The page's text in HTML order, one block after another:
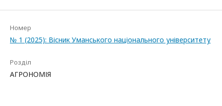
Номер
№ 1 (2025): Вісник Уманського національного університету
Розділ
АГРОНОМІЯ